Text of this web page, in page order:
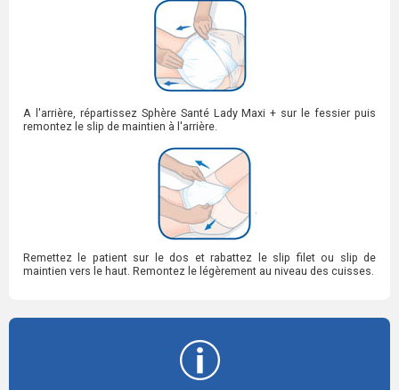
A l'arrière, répartissez Sphère Santé Lady Maxi + sur le fessier puis
remontez le slip de maintien à l'arrière.
Remettez le patient sur le dos et rabattez le slip filet ou slip de
maintien vers le haut. Remontez le légèrement au niveau des cuisses.